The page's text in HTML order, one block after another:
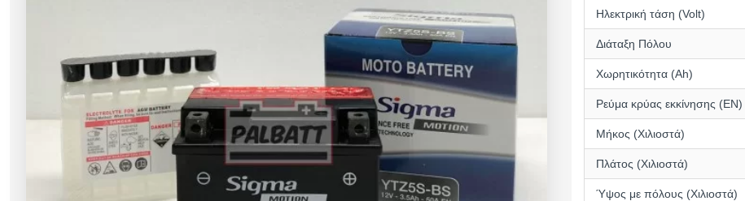
Ηλεκτρική τάση (Volt)
Διάταξη Πόλου
Χωρητικότητα (Αh)
Ρεύμα κρύας εκκίνησης (EN)
Μήκος (Χιλιοστά)
Πλάτος (Χιλιοστά)
Ύψος με πόλους (Χιλιοστά)